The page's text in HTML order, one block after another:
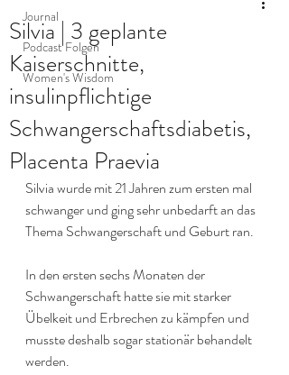
Journal
Podcast Folgen
Women's Wisdom
Silvia | 3 geplante
Kaiserschnitte,
insulinpflichtige
Schwangerschaftsdiabetis,
Placenta Praevia
Silvia wurde mit 21 Jahren zum ersten mal
schwanger und ging sehr unbedarft an das
Thema Schwangerschaft und Geburt ran.
In den ersten sechs Monaten der
Schwangerschaft hatte sie mit starker
Übelkeit und Erbrechen zu kämpfen und
musste deshalb sogar stationär behandelt
werden.